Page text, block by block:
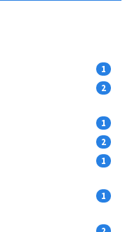
1
2
1
2
1
1